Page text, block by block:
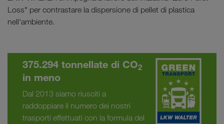
Loss" per contrastare la dispersione di pellet di plastica
nell'ambiente.
375.294 tonnellate di CO2
in meno
Dal 2013 siamo riusciti a
raddoppiare il numero dei nostri
trasporti effettuati con la formula del